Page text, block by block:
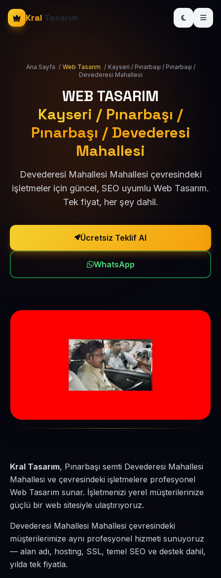
Kral Tasarım
Ana Sayfa / Web Tasarım / Kayseri / Pınarbaşı / Pınarbaşı /
Devederesi Mahallesi
WEB TASARIM
Kayseri / Pınarbaşı /
Pınarbaşı / Devederesi
Mahallesi
Devederesi Mahallesi Mahallesi çevresindeki
işletmeler için güncel, SEO uyumlu Web Tasarım.
Tek fiyat, her şey dahil.
Ücretsiz Teklif Al
WhatsApp
Kral Tasarım, Pınarbaşı semti Devederesi Mahallesi
Mahallesi ve çevresindeki işletmelere profesyonel
Web Tasarım sunar. İşletmenizi yerel müşterilerinize
güçlü bir web sitesiyle ulaştırıyoruz.
Devederesi Mahallesi Mahallesi çevresindeki
müşterilerimize aynı profesyonel hizmeti sunuyoruz
— alan adı, hosting, SSL, temel SEO ve destek dahil,
yılda tek fiyatla.